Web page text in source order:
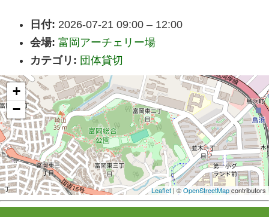
日付: 2026-07-21 09:00 – 12:00
会場: 富岡アーチェリー場
カテゴリ: 団体貸切
+
−
Leaflet | ©OpenStreetMapcontributors